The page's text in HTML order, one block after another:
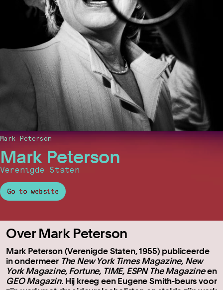
Mark Peterson
Verenigde Staten
Go to website
Mark Peterson
Over Mark Peterson
Mark Peterson (Verenigde Staten, 1955) publiceerde
in ondermeer TheNew York Times Magazine, New
York Magazine, Fortune, TIME, ESPN The Magazineen
GEO Magazin. Hij kreeg een Eugene Smith-beurs voor